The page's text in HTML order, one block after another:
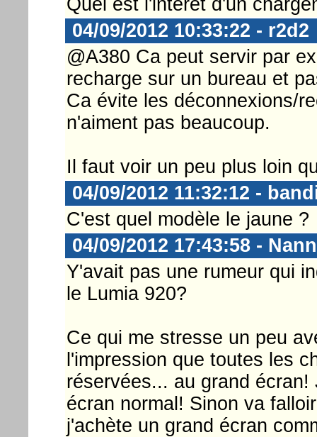
04/09/2012 10:33:22 - r2d2
@A380 Ca peut servir par
recharge sur un bureau et
Ca évite les déconnexions/
n'aiment pas beaucoup.
Il faut voir un peu plus loin
04/09/2012 11:32:12 -
C'est quel modèle le jaune ?
04/09/2012 17:43:58 -
Y'avait pas une rumeur qui
le Lumia 920?
Ce qui me stresse un peu
l'impression que toutes les
réservées... au grand
écran normal! Sinon va
j'achète un grand écran